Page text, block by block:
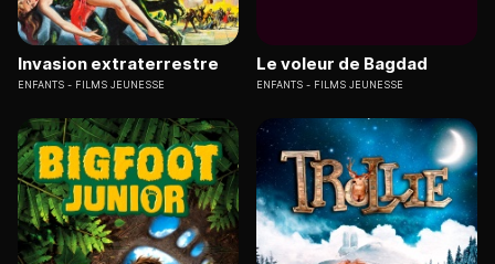
Invasion extraterrestre
ENFANTS FILMS JEUNESSE
Le voleur de Bagdad
ENFANTS FILMS JEUNESSE